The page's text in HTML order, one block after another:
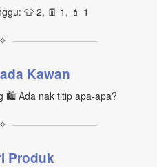
👕 2, 👖 1, 💄 1
✧
Kawan
🛍️ Ada nak titip apa‑apa?
✧
Produk